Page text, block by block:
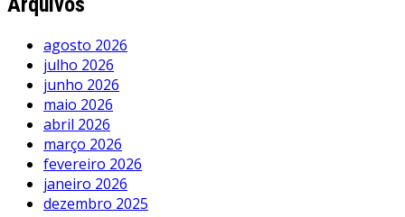
agosto 2026
julho 2026
junho 2026
maio 2026
abril 2026
março 2026
fevereiro 2026
janeiro 2026
dezembro 2025